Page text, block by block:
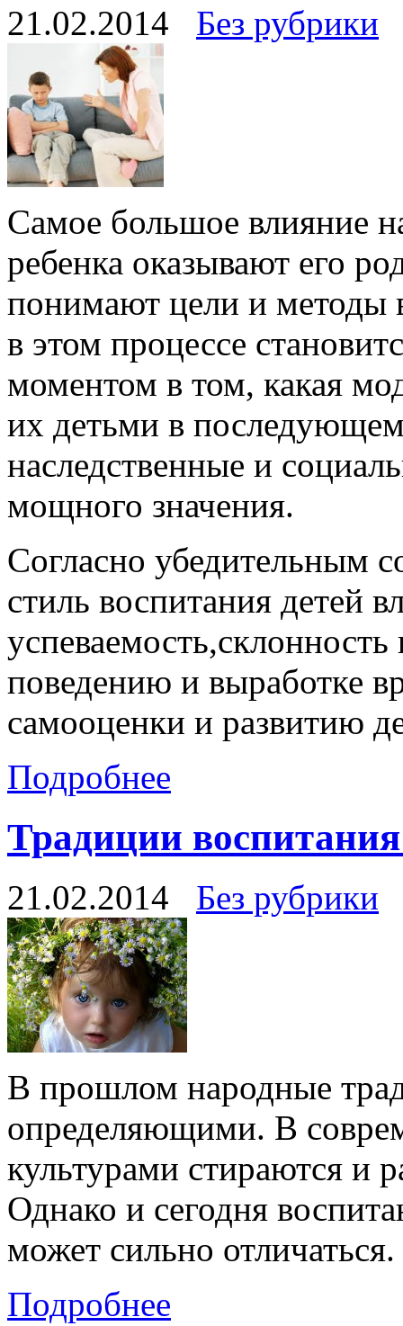
21.02.2014 Без рубрики
Самое большое влияние
ребенка оказывают его
понимают цели и методы
в этом процессе
моментом в том, какая
их детьми в
наследственные и
мощного значения.
Согласно убедительным
стиль воспитания детей
поведению и выработке
самооценки и развитию
Подробнее
Традиции воспитания
21.02.2014 Без рубрики
В прошлом народные
определяющими. В
культурами стираются и
Однако и сегодня
может сильно отличаться.
Подробнее